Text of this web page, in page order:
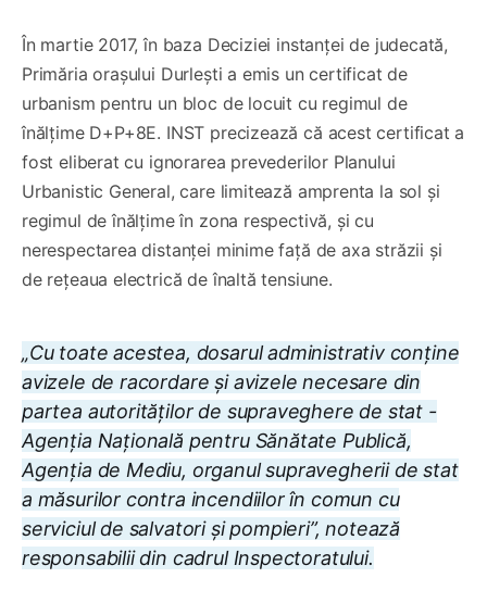
În martie 2017, în baza Deciziei instanței de judecată,
Primăria orașului Durlești a emis un certificat de
urbanism pentru un bloc de locuit cu regimul de
înălțime D+P+8E. INST precizează că acest certificat a
fost eliberat cu ignorarea prevederilor Planului
Urbanistic General, care limitează amprenta la sol și
regimul de înălțime în zona respectivă, și cu
nerespectarea distanței minime față de axa străzii și
de rețeaua electrică de înaltă tensiune.
„Cu toate acestea, dosarul administrativ conține
avizele de racordare și avizele necesare din
partea autorităților de supraveghere de stat -
Agenția Națională pentru Sănătate Publică,
Agenția de Mediu, organul supravegherii de stat
a măsurilor contra incendiilor în comun cu
serviciul de salvatori și pompieri”, notează
responsabilii din cadrul Inspectoratului.